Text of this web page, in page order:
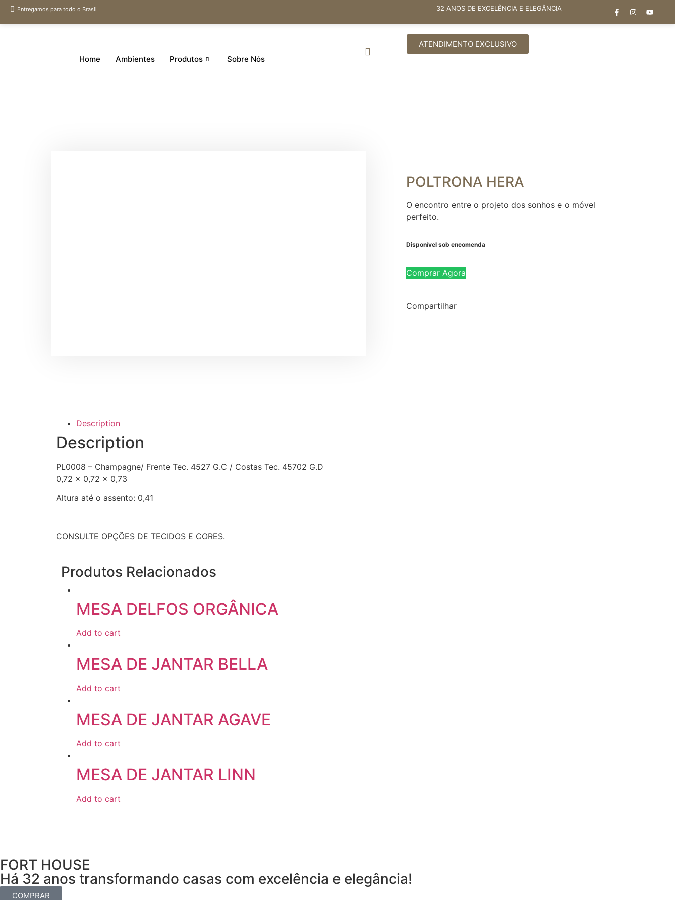
Entregamos para todo o Brasil 32 ANOS DE EXCELÊNCIA E ELEGÂNCIA
Home Ambientes Produtos Sobre Nós
ATENDIMENTO EXCLUSIVO
POLTRONA HERA
O encontro entre o projeto dos sonhos e o móvel
perfeito.
Disponível sob encomenda
Comprar Agora
Compartilhar
Description
Description
PL0008 – Champagne/ Frente Tec. 4527 G.C / Costas Tec. 45702 G.D
0,72 x 0,72 x 0,73
Altura até o assento: 0,41
CONSULTE OPÇÕES DE TECIDOS E CORES.
Produtos Relacionados
MESA DELFOS ORGÂNICA
Add to cart
MESA DE JANTAR BELLA
Add to cart
MESA DE JANTAR AGAVE
Add to cart
MESA DE JANTAR LINN
Add to cart
FORT HOUSE
Há 32 anos transformando casas com excelência e elegância!
COMPRAR